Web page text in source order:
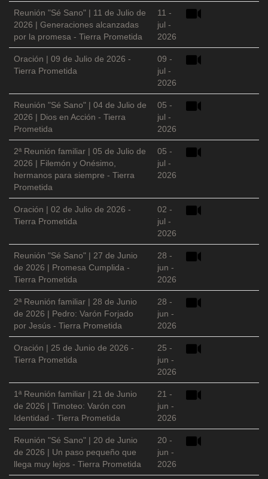
Reunión "Sé Sano" | 11 de Julio de
2026 | Generaciones alcanzadas
por la promesa - Tierra Prometida
11 -
jul -
2026
Oración | 09 de Julio de 2026 -
Tierra Prometida
09 -
jul -
2026
Reunión "Sé Sano" | 04 de Julio de
2026 | Dios en Acción - Tierra
Prometida
05 -
jul -
2026
2ª Reunión familiar | 05 de Julio de
2026 | Filemón y Onésimo,
hermanos para siempre - Tierra
Prometida
05 -
jul -
2026
Oración | 02 de Julio de 2026 -
Tierra Prometida
02 -
jul -
2026
Reunión "Sé Sano" | 27 de Junio
de 2026 | Promesa Cumplida -
Tierra Prometida
28 -
jun -
2026
2ª Reunión familiar | 28 de Junio
de 2026 | Pedro: Varón Forjado
por Jesús - Tierra Prometida
28 -
jun -
2026
Oración | 25 de Junio de 2026 -
Tierra Prometida
25 -
jun -
2026
1ª Reunión familiar | 21 de Junio
de 2026 | Timoteo: Varón con
Identidad - Tierra Prometida
21 -
jun -
2026
Reunión "Sé Sano" | 20 de Junio
de 2026 | Un paso pequeño que
llega muy lejos - Tierra Prometida
20 -
jun -
2026